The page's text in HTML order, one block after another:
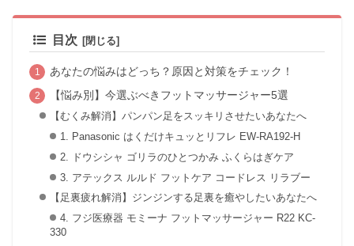
目次
あなたの悩みはどっち？原因と対策をチェック！
【悩み別】今選ぶべきフットマッサージャー5選
【むくみ解消】パンパン足をスッキリさせたいあなたへ
1. Panasonic はくだけキュッとリフレ EW-RA192-H
2. ドウシシャ ゴリラのひとつかみ ふくらはぎケア
3. アテックス ルルド フットケア コードレス リラブー
【足裏疲れ解消】ジンジンする足裏を癒やしたいあなたへ
4. フジ医療器 モミーナ フットマッサージャー R22 KC-
330